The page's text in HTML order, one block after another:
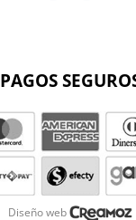
PAGOS
Diseño web